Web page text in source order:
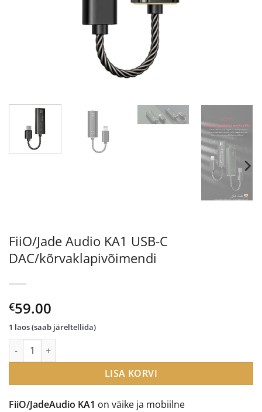
FiiO/Jade Audio KA1 USB-C
DAC/kõrvaklapivõimendi
€59.00
FiiO/JadeAudio KA1 on väike ja mobiilne
1 laos (saab järeltellida)
FiiO/Jade Audio KA1 USB-C DAC/kõrvaklapivõimendi kogus
LISA KORVI